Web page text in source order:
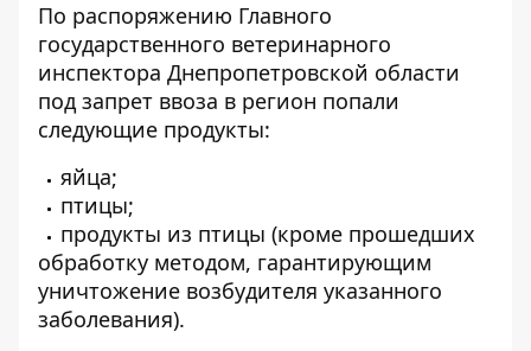
По распоряжению Главного
государственного ветеринарного
инспектора Днепропетровской области
под запрет ввоза в регион попали
следующие продукты:
яйца;
птицы;
продукты из птицы (кроме прошедших
обработку методом, гарантирующим
уничтожение возбудителя указанного
заболевания).